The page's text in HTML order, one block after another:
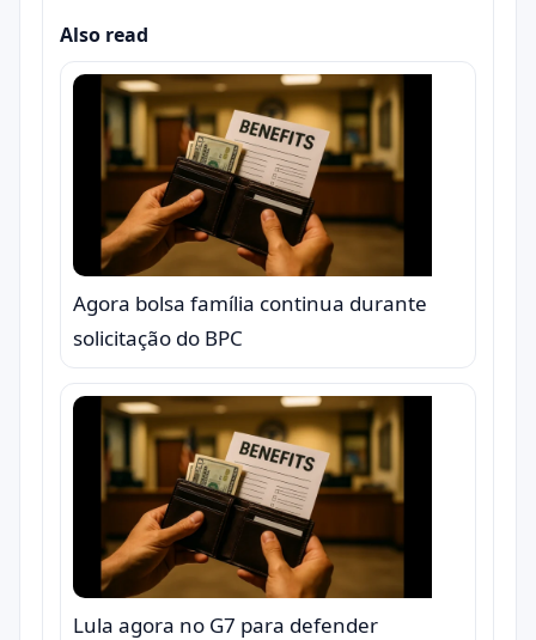
Also read
Agora bolsa família continua durante
solicitação do BPC
Lula agora no G7 para defender